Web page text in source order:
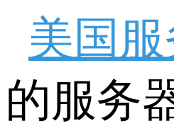
美国
的服务